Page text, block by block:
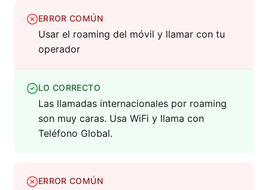
ERROR COMÚN
Usar el roaming del móvil y llamar con tu
operador
LO CORRECTO
Las llamadas internacionales por roaming
son muy caras. Usa WiFi y llama con
Teléfono Global.
ERROR COMÚN